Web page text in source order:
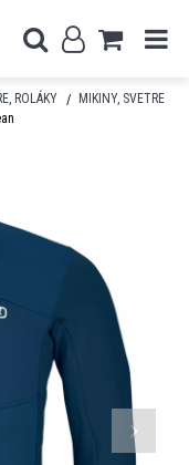
ROLÁKY
MIKINY, SVETRE